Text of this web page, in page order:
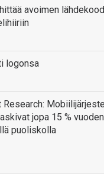
avoimen
logonsa
Research:
jopa 15 % vuoden
puoliskolla